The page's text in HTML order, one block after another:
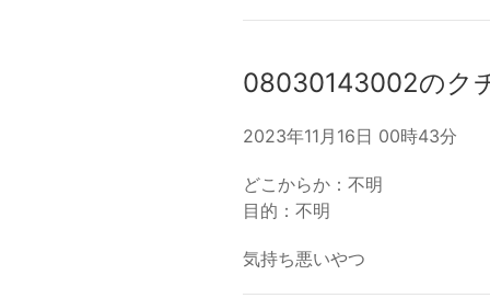
08030143002のク
2023年11月16日 00時43分
どこからか：不明
目的：不明
気持ち悪いやつ